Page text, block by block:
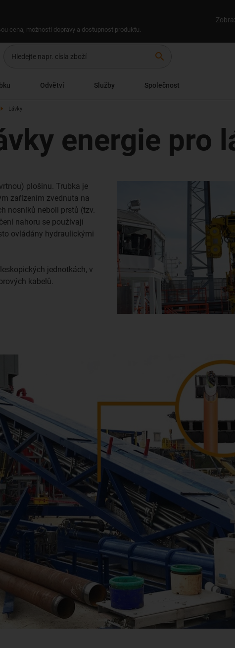
cena, možnosti dopravy a dostupnost produktu.
search
Odvětví Služby Společnost
Lávky
energie pro
plošinu. Trubka je
zařízením zvednuta na
nosníků neboli prstů (tzv.
nahoru se používají
ovládány hydraulickými
jednotkách, v
kabelů.